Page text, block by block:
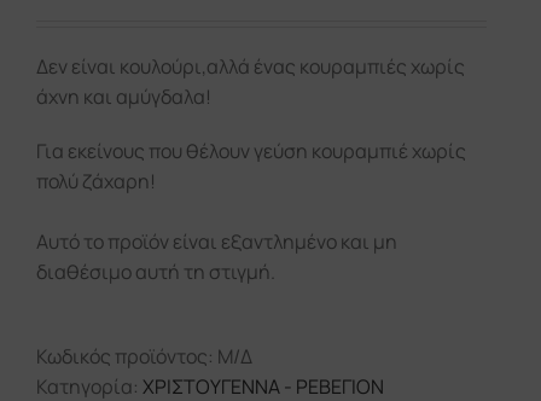
Δεν είναι κουλούρι,αλλά ένας κουραμπιές χωρίς
άχνη και αμύγδαλα!
Για εκείνους που θέλουν γεύση κουραμπιέ χωρίς
πολύ ζάχαρη!
Αυτό το προϊόν είναι εξαντλημένο και μη
διαθέσιμο αυτή τη στιγμή.
Κωδικός προϊόντος: Μ/Δ
Κατηγορία: ΧΡΙΣΤΟΥΓΕΝΝΑ - ΡΕΒΕΓΙΟΝ